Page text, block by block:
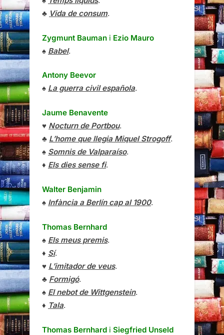
♣ Vida de consum.
Zygmunt Bauman i Ezio Mauro
♠ Babel.
Antony Beevor
♠ La guerra civil española.
Jaume Benavente
♥ Nocturn de Portbou.
♣ L’home que llegia Miquel Strogoff.
♠ Somnis de Valparaíso.
♦ Els dies sense fi.
Walter Benjamin
♠ Infància a Berlín cap al 1900.
Thomas Bernhard
♠ Els meus premis.
♦ Sí.
♥ L’imitador de veus.
♣ Formigó.
♠ El nebot de Wittgenstein.
♦ Tala.
Thomas Bernhard i Siegfried Unseld